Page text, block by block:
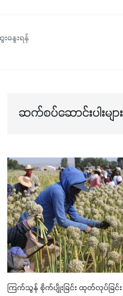
နွေးရန်
ဆက်စပ်ဆောင်းပါးများ
ကြက်သွန် စိုက်ပျိုးခြင်း ထုတ်လုပ်ခြင်း